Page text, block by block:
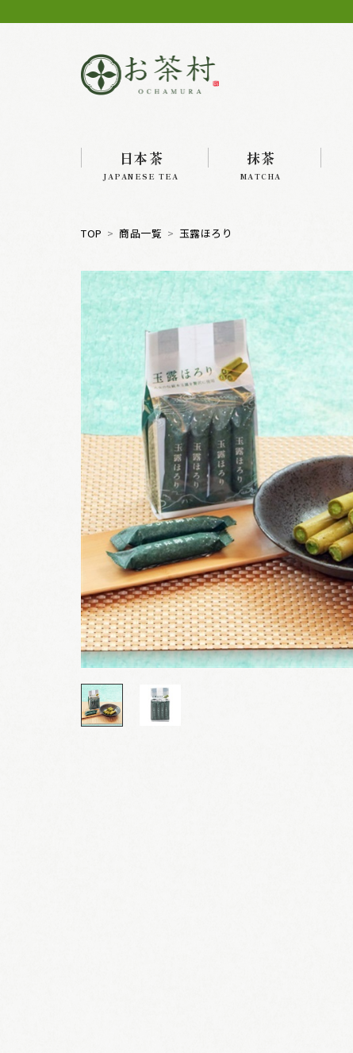
日本茶
JAPANESE TEA
抹茶
MATCHA
TOP 商品一覧 玉露ほろり